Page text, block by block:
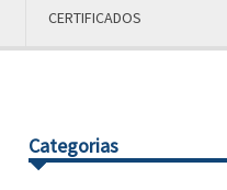
CERTIFICADOS
Categorias